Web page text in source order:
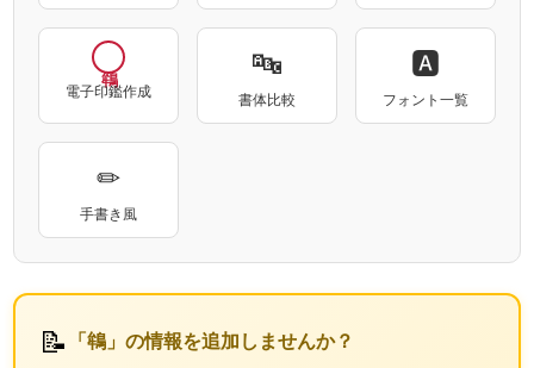
電子印鑑作成
🔤
書体比較
🅰
フォント一覧
✏
手書き風
📝 「鴾」の情報を追加しませんか？